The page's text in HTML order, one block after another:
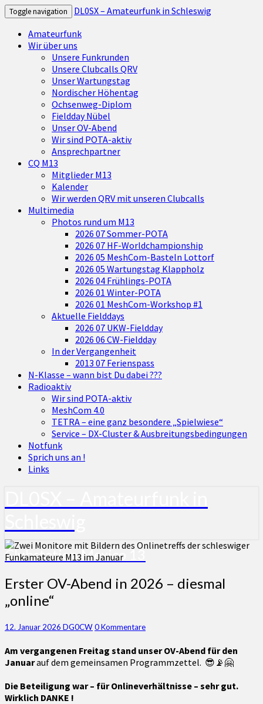
Toggle navigation
DL0SX – Amateurfunk in Schleswig
Amateurfunk
Wir über uns
Unsere Funkrunden
Unsere Clubcalls QRV
Unser Wartungstag
Nordischer Höhentag
Ochsenweg-Diplom
Fieldday Nübel
Unser OV-Abend
Wir sind POTA-aktiv
Ansprechpartner
CQ M13
Mitglieder M13
Kalender
Wir werden QRV mit unseren Clubcalls
Multimedia
Photos rund um M13
2026 07 Sommer-POTA
2026 07 HF-Worldchampionship
2026 05 MeshCom-Basteln Lottorf
2026 05 Wartungstag Klappholz
2026 04 Frühlings-POTA
2026 01 Winter-POTA
2026 01 MeshCom-Workshop #1
Aktuelle Fielddays
2026 07 UKW-Fieldday
2026 06 CW-Fieldday
In der Vergangenheit
2013 07 Ferienspass
N-Klasse – wann bist Du dabei ???
Radioaktiv
Wir sind POTA-aktiv
MeshCom 4.0
TETRA – eine ganz besondere „Spielwiese“
Service – DX-Cluster & Ausbreitungsbedingungen
Notfunk
Sprich uns an !
Links
Clubstation Mexico 13
Erster
OV-
Abend
2026
diesmal
„online“
Erster OV-Abend in 2026 – diesmal
„online“
12. Januar 2026 DG0CWKommentare
0 Kommentare
Am vergangenen Freitag stand unser OV-Abend für den
Januarauf dem gemeinsamen Programmzettel. 😎📡🤗
Die Beteiligung war – für Onlineverhältnisse – sehr gut.
Wirklich DANKE !